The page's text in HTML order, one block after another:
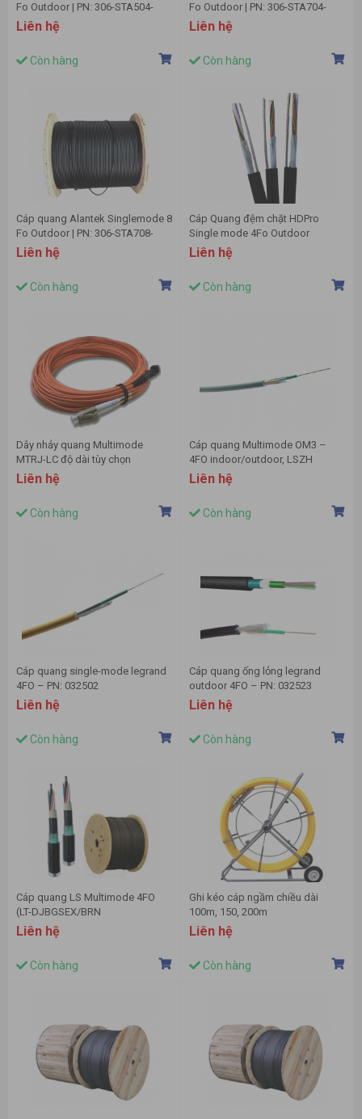
Fo Outdoor | PN: 306-STA504-
Y000
Liên hệ
Còn hàng
Fo Outdoor | PN: 306-STA704-
Y000
Liên hệ
Còn hàng
Cáp quang Alantek Singlemode 8
Fo Outdoor | PN: 306-STA708-
Y000
Liên hệ
Còn hàng
Cáp Quang đệm chặt HDPro
Single mode 4Fo Outdoor
Liên hệ
Còn hàng
Dây nhảy quang Multimode
MTRJ-LC độ dài tùy chọn
Liên hệ
Còn hàng
Cáp quang Multimode OM3 –
4FO indoor/outdoor, LSZH
Legrand – PN: 032537
Liên hệ
Còn hàng
Cáp quang single-mode legrand
4FO – PN: 032502
Liên hệ
Còn hàng
Cáp quang ống lỏng legrand
outdoor 4FO – PN: 032523
Liên hệ
Còn hàng
Cáp quang LS Multimode 4FO
(LT-DJBGSEX/BRN
MG4XXX(06T2.00)
Liên hệ
Còn hàng
Ghi kéo cáp ngầm chiều dài
100m, 150, 200m
Liên hệ
Còn hàng